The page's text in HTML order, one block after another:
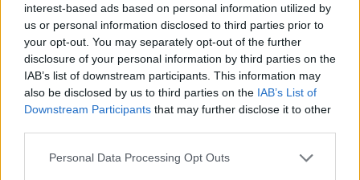
interest-based ads based on personal information utilized by
us or personal information disclosed to third parties prior to
your opt-out. You may separately opt-out of the further
disclosure of your personal information by third parties on the
IAB’s list of downstream participants. This information may
also be disclosed by us to third parties on the IAB’s List of
Downstream Participants that may further disclose it to other
Personal Data Processing Opt Outs
Pasaulis
Dronai pastebėti virš
policija
Pasaulis
Skaudus smūgis Rusijos
naujam sankcijų paketui